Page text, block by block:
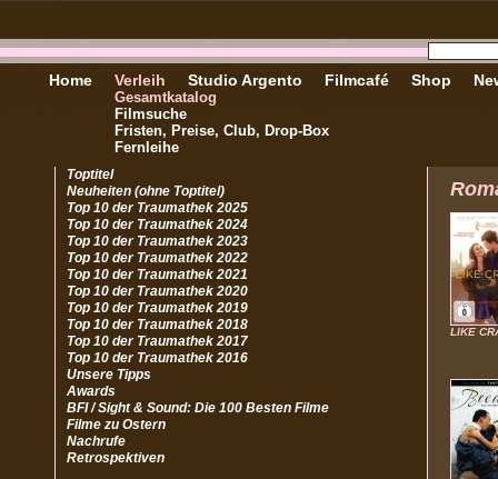
Home Verleih
Gesamtkatalog
Filmsuche
Fristen, Preise, Club, Drop-Box
Fernleihe
Studio Argento Filmcafé Shop
Toptitel
Neuheiten (ohne Toptitel)
Top 10 der Traumathek 2025
Top 10 der Traumathek 2024
Top 10 der Traumathek 2023
Top 10 der Traumathek 2022
Top 10 der Traumathek 2021
Top 10 der Traumathek 2020
Top 10 der Traumathek 2019
Top 10 der Traumathek 2018
Top 10 der Traumathek 2017
Top 10 der Traumathek 2016
Unsere Tipps
Awards
BFI / Sight & Sound: Die 100 Besten Filme
Filme zu Ostern
Nachrufe
Retrospektiven
LIKE